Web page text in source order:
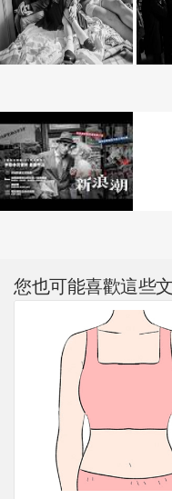
僅
則
封
您也可能喜歡這些